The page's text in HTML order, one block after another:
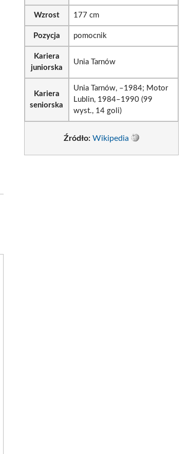
Wzrost 177 cm
Pozycja pomocnik
Kariera
juniorska
Unia Tarnów
Kariera
seniorska
Unia Tarnów, –1984; Motor
Lublin, 1984–1990 (99
wyst., 14 goli)
Źródło: Wikipedia